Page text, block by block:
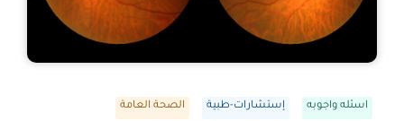
اسئله واجوبه إستشارات-طبية الصحة العامة